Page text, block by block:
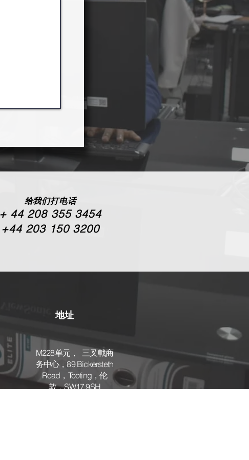
给我们打电话
+ 44 208 355 3454
+44 203 150 3200
地址
M228单元，
三叉戟商
务中心，89 Bickersteth
Road，Tooting，伦
敦，SW17 9SH